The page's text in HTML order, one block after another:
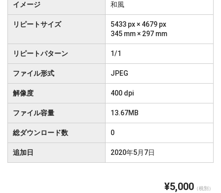
イメージ 和風
リピートサイズ
5433 px × 4679 px
345 mm × 297 mm
リピートパターン 1/1
ファイル形式 JPEG
解像度 400 dpi
ファイル容量 13.67MB
総ダウンロード数 0
追加日 2020年5月7日
¥5,000 （税別）